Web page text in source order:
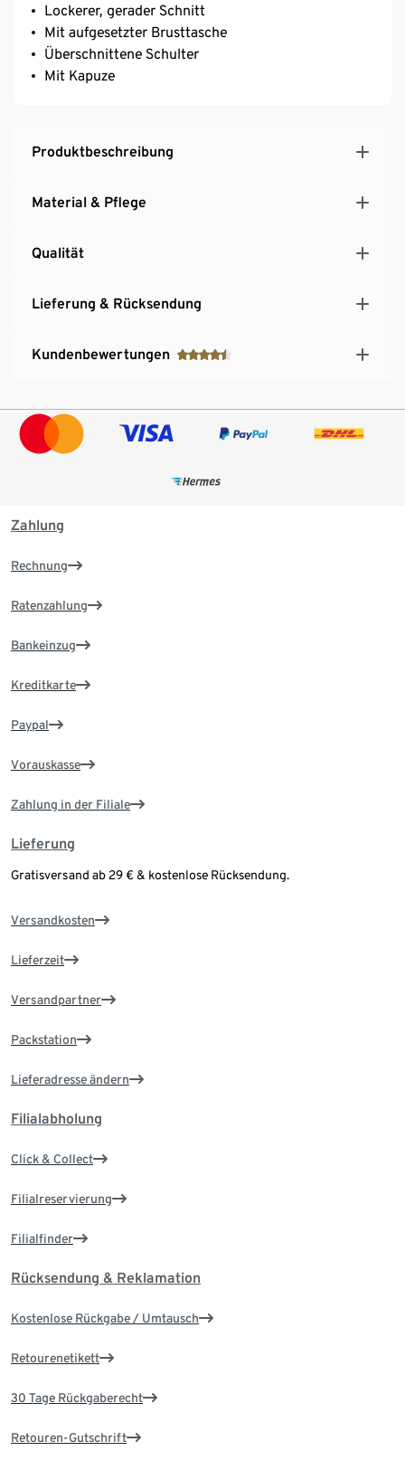
Lockerer, gerader Schnitt
Mit aufgesetzter Brusttasche
Überschnittene Schulter
Mit Kapuze
Produktbeschreibung
Material & Pflege
Qualität
Lieferung & Rücksendung
Kundenbewertungen
Zahlung
Rechnung
Ratenzahlung
Bankeinzug
Kreditkarte
Paypal
Vorauskasse
Zahlung in der Filiale
Lieferung
Gratisversand ab 29 € & kostenlose Rücksendung.
Versandkosten
Lieferzeit
Versandpartner
Packstation
Lieferadresse ändern
Filialabholung
Click & Collect
Filialreservierung
Filialfinder
Rücksendung & Reklamation
Kostenlose Rückgabe / Umtausch
Retourenetikett
30 Tage Rückgaberecht
Retouren-Gutschrift